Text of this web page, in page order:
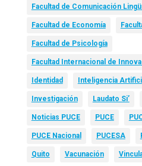
Facultad de Comunicación
Facultad de Economía
Facultad de Psicología
Facultad Internacional de
Identidad Inteligencia
Investigación Laudato Si’
Noticias PUCE PUCE
PUCE Nacional PUCESA
Quito Vacunación